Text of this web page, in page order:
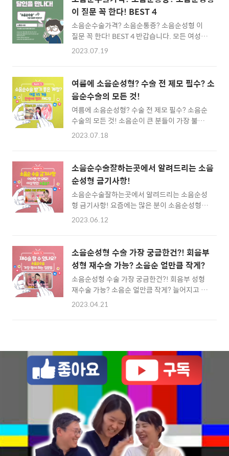
01:29 음핵이란 정확히 무엇일까요? 02:17 음
핵노출이 필요한 경..
다. 다 똑같은 모양이 아닌 사람마다 조금씩 다
른 모양과 크기를 가지고 있어요. 요즘은 성에
대한 인식이 많이 달라지고 개방적으로 바뀌면
서 겉으로 드러나는 아름다움과 함께 소음순처
럼 겉으로 보이진 않지만 소중하고 은밀한 곳의
모양 문제를 가지고 있게 되거나 후천적으로 어
떤 원인들로 인해 변형이나 착색이 발생할 수 있
어요. 미관상 나의 마음에 들지 않거나 기능적..
이 질문 꼭 한다! BEST 4
소음순수술가격? 소음순통증? 소음순성형 이
질문 꼭 한다! BEST 4 반갑습니다. 모든 여성분
들의 건강과 여성성을 되찾아 드리는 신사역 산
하십니다. 바로 그것은 '소음순'입니다. 소음순
은 여성의 회음부 안쪽에 자리 잡은 좌우 대칭의
초승달 모양의 신체부위죠. 질입구와 요도를 감
싸고 있어 각종 세균, 병균의 차단과 생식기를
보호하는 역할을 합니다. 그런데 이 소음순이 변
형되거나 늘어져서 소음순모양에 자신감이 떨
정하고 개선하기 위해 소음순성형을 받아보실
수 있습니다. 아무래도 내 소중한 곳에 직접적인
절제수술이 진행되는 거다 보니 ..
2023.07.19
여름에 소음순성형? 수술 전 제모 필수? 소
음순수술의 모든 것!
여름에 소음순성형? 수술 전 제모 필수? 소음순
수술의 모든 것! 소음순이 큰 분들이 가장 불편
해하시는 그 계절이 돌아왔죠! 바로 지금 여름!
있습니다. 소음순수술을 겨울에 받으면 좋을지
여름에 받으면 좋을지 고민하시는 분들 계시죠?
과연 어떤 계절이 더 좋을지...그리고 수술 전 제
모는 꼭 받아야 하는지? 이번 영상을 통해서 속
시원하게 알려드리겠습니다. ✔구간별 내비게
이션✔ 00:17 : 소음순수술 가장 많이 받는 계절
성형 상담시 고려해야 할 점은? 04:05 : 소음순
수술을 받아야 하는 최적의 시기는 과연..
2023.07.18
소음순수술잘하는곳에서 알려드리는 소음
순성형 금기사항!
소음순수술잘하는곳에서 알려드리는 소음순성
형 금기사항! 요즘에는 많은 분이 소음순성형에
대해서 알아보고 계획하고 실제로 수술을 받는
아니에요. 현재의 소음순 모양을 정확하게 파악
하고 미용과 목적에 맞는 수술을 하는 게 아주
중요해요. 소음순성형을 하는 병원이 많아지면
서 무조건 적으로 소음순만 절제하는 경우도 많
아졌어요. 하지만 무조건 소음순만 작게 자른다
고 하면 시술 후에 오히려 없던 불편함을 유발할
00:21 : 소음순수술 전 체크! 00:55..
2023.06.12
소음순성형 수술 가장 궁금한건?! 회음부
성형 재수술 가능? 소음순 얼만큼 작게?
소음순성형 수술 가장 궁금한건?! 회음부 성형
재수술 가능? 소음순 얼만큼 작게? 늘어지고 비
대한 소음순, 양쪽의 대칭이 맞지 않아 어색한
질문이 "제 소음순성형 어느정도까지 짧게(작
게) 수술 가능하죠?" "그냥 최대한 많이 수술해
주세요" 등등입니다. 이렇게 요청 주셔서 절대
무작정 원하는 만큼 수술해 드릴 수 없어요... 왜
안될까요? 소음순성형 수술 회음부 성형 가장
많이 물어보시는 질문과 그에 대한 답! 이번 영
상에 모두 담아보았습니다! ✔구간별 내비게이
션✔ 00:24 : 소음순 변형과 착색은 왜 생기는
거죠? 01..
2023.04.21